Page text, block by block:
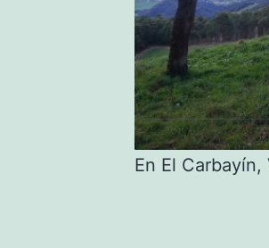
En El Carbayín,